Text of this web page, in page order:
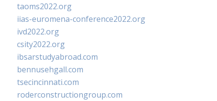
taoms2022.org
iias-euromena-conference2022.org
ivd2022.org
csity2022.org
ibsarstudyabroad.com
bennusehgall.com
tsecincinnati.com
roderconstructiongroup.com